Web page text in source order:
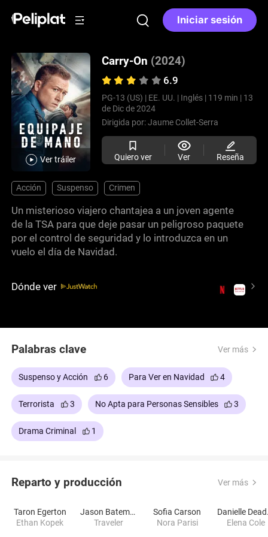
Iniciar sesión
Ver tráiler
Carry-On (2024)
6.9
PG-13 (US) | EE. UU. | Inglés | 119 min | 13
de Dic de 2024
Dirigida por:Jaume Collet-Serra
Quiero ver Ver Reseña
Acción Suspenso Crimen
Un misterioso viajero chantajea a un joven agente
de la TSA para que deje pasar un peligroso paquete
por el control de seguridad y lo introduzca en un
vuelo el día de Navidad.
Dónde ver
Palabras clave Ver más
Suspenso y Acción 6 Para Ver en Navidad 4
Terrorista 3 No Apta para Personas Sensibles 3
Drama Criminal 1
Reparto y producción Ver más
Taron Egerton
Ethan Kopek
Jason Bateman
Traveler
Sofia Carson
Nora Parisi
Elena Cole